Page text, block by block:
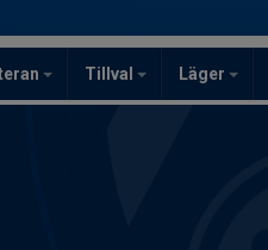
Tillval Läger